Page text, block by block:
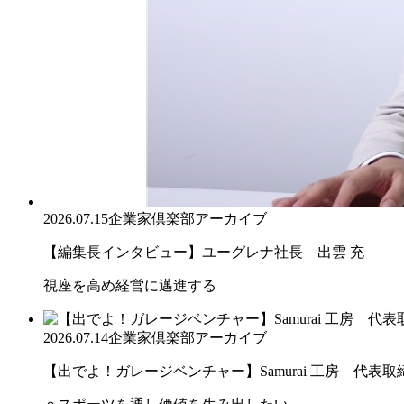
2026.07.15企業家倶楽部アーカイブ
【編集長インタビュー】ユーグレナ社長 出雲 充
視座を高め経営に邁進する
2026.07.14企業家倶楽部アーカイブ
【出でよ！ガレージベンチャー】Samurai 工房 代表取